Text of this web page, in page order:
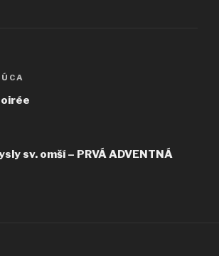
sv. omší – PRVÁ ADVENTNÁ